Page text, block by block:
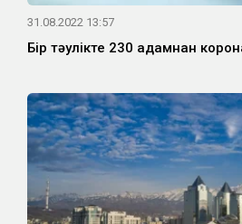
31.08.2022 13:57
Бір тәулікте 230 адамнан